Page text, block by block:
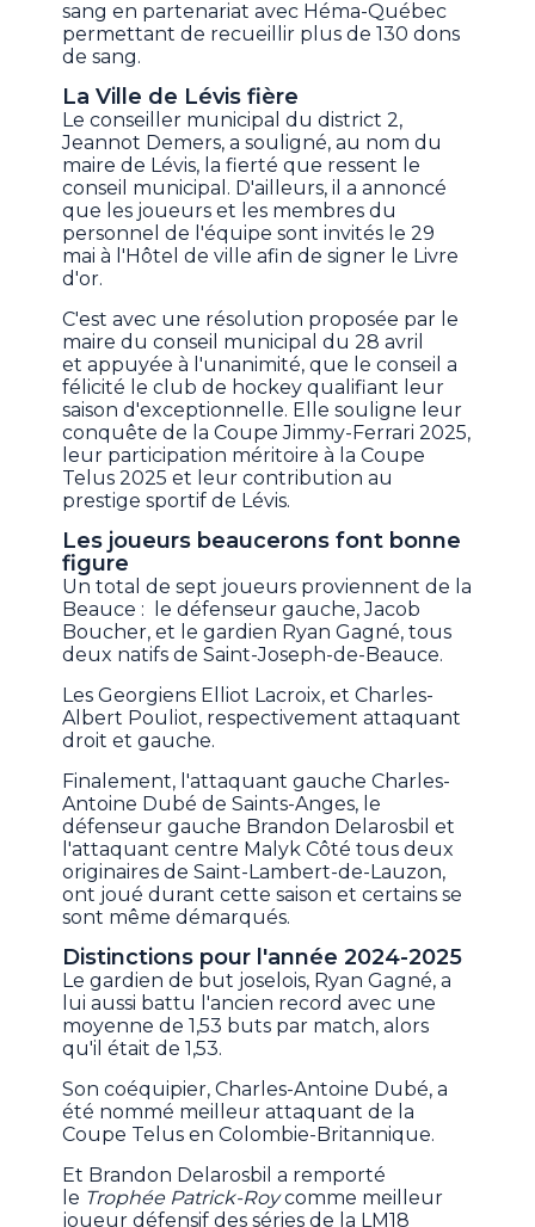
sang en partenariat avec Héma-Québec
permettant de recueillir plus de 130 dons
de sang.
La Ville de Lévis fière
Le conseiller municipal du district 2,
Jeannot Demers, a souligné, au nom du
maire de Lévis, la fierté que ressent le
conseil municipal. D'ailleurs, il a annoncé
que les joueurs et les membres du
personnel de l'équipe sont invités le 29
mai à l'Hôtel de ville afin de signer le Livre
d'or.
C'est avec une résolution proposée par le
maire du conseil municipal du 28 avril
et appuyée à l'unanimité, que le conseil a
félicité le club de hockey qualifiant leur
saison d'exceptionnelle. Elle souligne leur
conquête de la Coupe Jimmy-Ferrari 2025,
leur participation méritoire à la Coupe
Telus 2025 et leur contribution au
prestige sportif de Lévis.
Les joueurs beaucerons font bonne
figure
Un total de sept joueurs proviennent de la
Beauce : le défenseur gauche, Jacob
Boucher, et le gardien Ryan Gagné, tous
deux natifs de Saint-Joseph-de-Beauce.
Les Georgiens Elliot Lacroix, et Charles-
Albert Pouliot, respectivement attaquant
droit et gauche.
Finalement, l'attaquant gauche Charles-
Antoine Dubé de Saints-Anges, le
défenseur gauche Brandon Delarosbil et
l'attaquant centre Malyk Côté tous deux
originaires de Saint-Lambert-de-Lauzon,
ont joué durant cette saison et certains se
sont même démarqués.
Distinctions pour l'année 2024-2025
Le gardien de but joselois, Ryan Gagné, a
lui aussi battu l'ancien record avec une
moyenne de 1,53 buts par match, alors
qu'il était de 1,53.
Son coéquipier, Charles-Antoine Dubé, a
été nommé meilleur attaquant de la
Coupe Telus en Colombie-Britannique.
Et Brandon Delarosbil a remporté
le Trophée Patrick-Roycomme meilleur
joueur défensif des séries de la LM18